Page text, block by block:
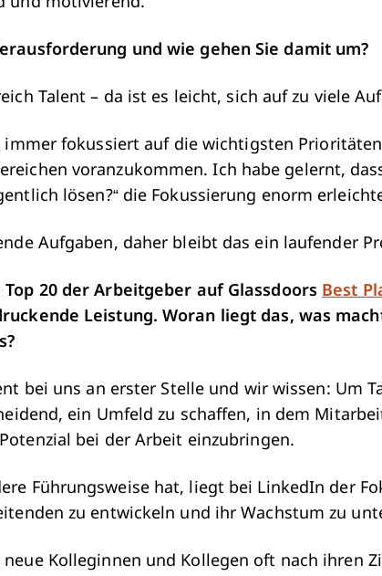
und wie gehen Sie damit um?
Talent – da ist es leicht, sich auf zu viele
fokussiert auf die wichtigsten
voranzukommen. Ich habe gelernt,
lösen?“ die Fokussierung enorm
Aufgaben, daher bleibt das ein laufender
20 der Arbeitgeber auf Glassdoors Best
Leistung. Woran liegt das, was
bei uns an erster Stelle und wir wissen: Um
ein Umfeld zu schaffen, in dem
bei der Arbeit einzubringen.
Führungsweise hat, liegt bei LinkedIn der
zu entwickeln und ihr Wachstum zu
Kolleginnen und Kollegen oft nach ihren